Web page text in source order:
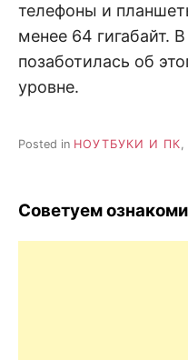
телефоны и
менее 64 гигабайт.
позаботилась об
уровне.
Posted in НОУТБУКИ И ПК
Советуем